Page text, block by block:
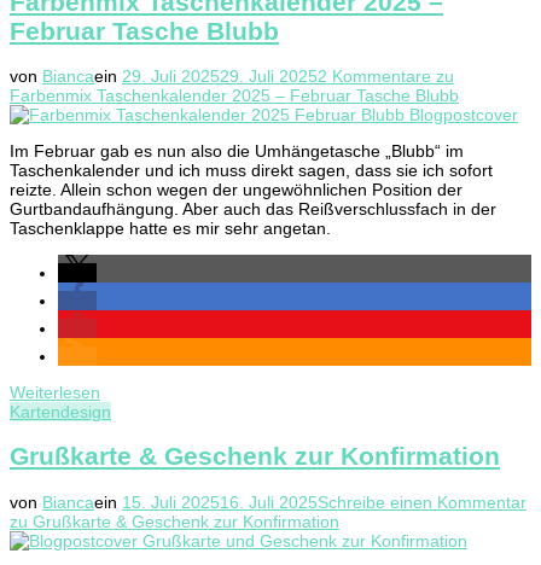
Februar Tasche Blubb
von Biancaein 29. Juli 202529. Juli 20252 Kommentare zu
Farbenmix Taschenkalender 2025 – Februar Tasche Blubb
Im Februar gab es nun also die Umhängetasche „Blubb“ im
Taschenkalender und ich muss direkt sagen, dass sie ich sofort
reizte. Allein schon wegen der ungewöhnlichen Position der
Gurtbandaufhängung. Aber auch das Reißverschlussfach in der
Taschenklappe hatte es mir sehr angetan.
Weiterlesen
Kartendesign
Grußkarte & Geschenk zur Konfirmation
von Biancaein 15. Juli 202516. Juli 2025Schreibe einen Kommentar
zu Grußkarte & Geschenk zur Konfirmation